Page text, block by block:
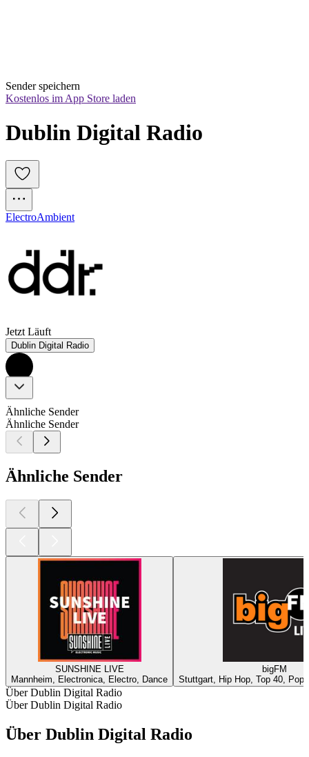
Sender speichern
Kostenlos im App Store laden
Dublin Digital Radio
ElectroAmbient
Jetzt Läuft
Dublin Digital Radio
Ähnliche Sender
Ähnliche Sender
Ähnliche Sender
SUNSHINE LIVE
Mannheim, Electronica, Electro, Dance
bigFM
Stuttgart, Hip Hop, Top 40,
Über Dublin Digital Radio
Über Dublin Digital Radio
Über Dublin Digital Radio